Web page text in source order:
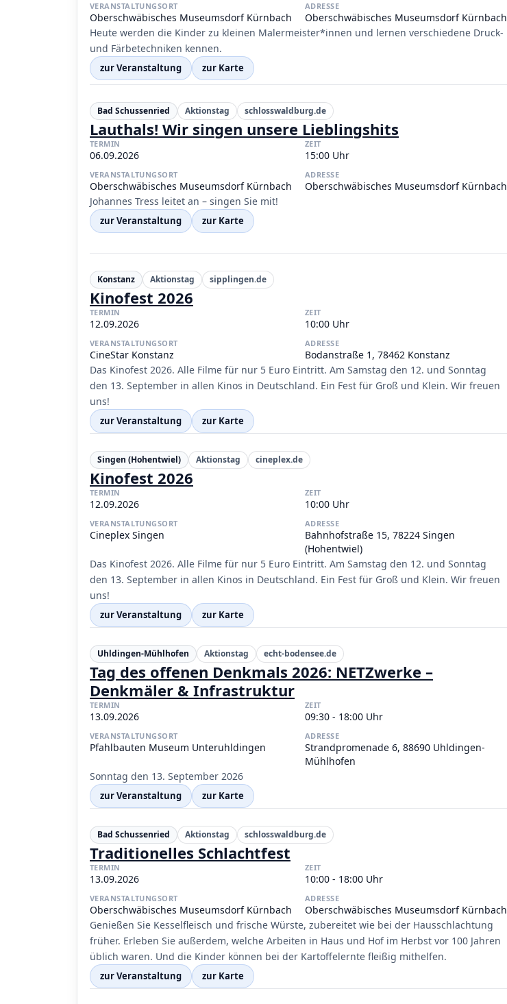
VERANSTALTUNGSORT
Oberschwäbisches Museumsdorf Kürnbach
ADRESSE
Oberschwäbisches Museumsdorf Kürnbach
Heute werden die Kinder zu kleinen Malermeister*innen und lernen verschiedene Druck-
und Färbetechniken kennen.
zur Veranstaltung zur Karte
Bad Schussenried Aktionstag schlosswaldburg.de
Lauthals! Wir singen unsere Lieblingshits
TERMIN
06.09.2026
ZEIT
15:00 Uhr
VERANSTALTUNGSORT
Oberschwäbisches Museumsdorf Kürnbach
ADRESSE
Oberschwäbisches Museumsdorf Kürnbach
Johannes Tress leitet an – singen Sie mit!
zur Veranstaltung zur Karte
Konstanz Aktionstag sipplingen.de
Kinofest 2026
TERMIN
12.09.2026
ZEIT
10:00 Uhr
VERANSTALTUNGSORT
CineStar Konstanz
ADRESSE
Bodanstraße 1, 78462 Konstanz
Das Kinofest 2026. Alle Filme für nur 5 Euro Eintritt. Am Samstag den 12. und Sonntag
den 13. September in allen Kinos in Deutschland. Ein Fest für Groß und Klein. Wir freuen
uns!
zur Veranstaltung zur Karte
Singen (Hohentwiel) Aktionstag cineplex.de
Kinofest 2026
TERMIN
12.09.2026
ZEIT
10:00 Uhr
VERANSTALTUNGSORT
Cineplex Singen
ADRESSE
Bahnhofstraße 15, 78224 Singen
(Hohentwiel)
Das Kinofest 2026. Alle Filme für nur 5 Euro Eintritt. Am Samstag den 12. und Sonntag
den 13. September in allen Kinos in Deutschland. Ein Fest für Groß und Klein. Wir freuen
uns!
zur Veranstaltung zur Karte
Uhldingen-Mühlhofen Aktionstag echt-bodensee.de
Tag des offenen Denkmals 2026: NETZwerke –
Denkmäler & Infrastruktur
TERMIN
13.09.2026
ZEIT
09:30 - 18:00 Uhr
VERANSTALTUNGSORT
Pfahlbauten Museum Unteruhldingen
ADRESSE
Strandpromenade 6, 88690 Uhldingen-
Mühlhofen
Sonntag den 13. September 2026
zur Veranstaltung zur Karte
Bad Schussenried Aktionstag schlosswaldburg.de
Traditionelles Schlachtfest
TERMIN
13.09.2026
ZEIT
10:00 - 18:00 Uhr
VERANSTALTUNGSORT
Oberschwäbisches Museumsdorf Kürnbach
ADRESSE
Oberschwäbisches Museumsdorf Kürnbach
Genießen Sie Kesselfleisch und frische Würste, zubereitet wie bei der Hausschlachtung
früher. Erleben Sie außerdem, welche Arbeiten in Haus und Hof im Herbst vor 100 Jahren
üblich waren. Und die Kinder können bei der Kartoffelernte fleißig mithelfen.
zur Veranstaltung zur Karte